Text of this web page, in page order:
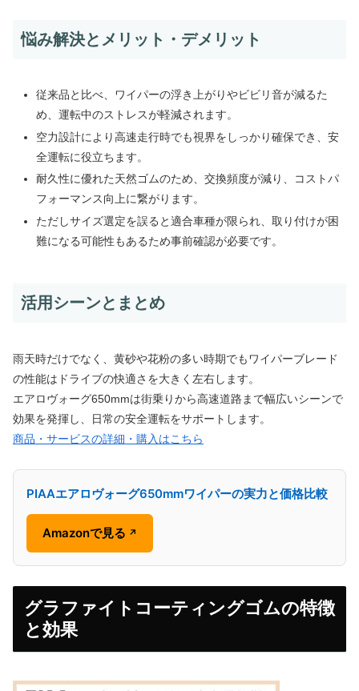
悩み解決とメリット・デメリット
従来品と比べ、ワイパーの浮き上がりやビビリ音が減るた
め、運転中のストレスが軽減されます。
空力設計により高速走行時でも視界をしっかり確保でき、安
全運転に役立ちます。
耐久性に優れた天然ゴムのため、交換頻度が減り、コストパ
フォーマンス向上に繋がります。
ただしサイズ選定を誤ると適合車種が限られ、取り付けが困
難になる可能性もあるため事前確認が必要です。
活用シーンとまとめ
雨天時だけでなく、黄砂や花粉の多い時期でもワイパーブレード
の性能はドライブの快適さを大きく左右します。
エアロヴォーグ650mmは街乗りから高速道路まで幅広いシーンで
効果を発揮し、日常の安全運転をサポートします。
商品・サービスの詳細・購入はこちら
PIAAエアロヴォーグ650mmワイパーの実力と価格比較
Amazonで見る ↗
グラファイトコーティングゴムの特徴
と効果